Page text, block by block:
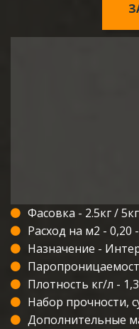
Фасовка - 2.5кг /
Расход на м2 - 0,20
Назначение -
Плотность кг/л - 1,3
Набор прочности,
Дополнительные